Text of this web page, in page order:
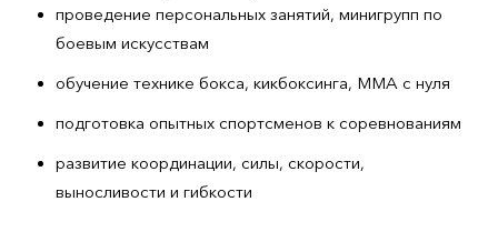
проведение персональных занятий, минигрупп по
боевым искусствам
обучение технике бокса, кикбоксинга, ММА с нуля
подготовка опытных спортсменов к соревнованиям
развитие координации, силы, скорости,
выносливости и гибкости